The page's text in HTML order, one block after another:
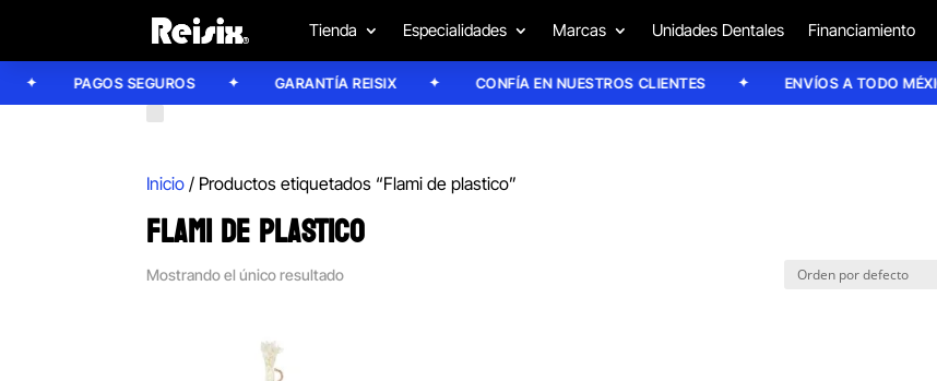
Tienda Especialidades Marcas Unidades Dentales Financiamiento
PAGOS SEGUROS GARANTÍA REISIX CONFÍA EN NUESTROS CLIENTES ENVÍOS A TODO MÉXICO
Inicio / Productos etiquetados “Flami de plastico”
FLAMI DE PLASTICO
Mostrando el único resultado